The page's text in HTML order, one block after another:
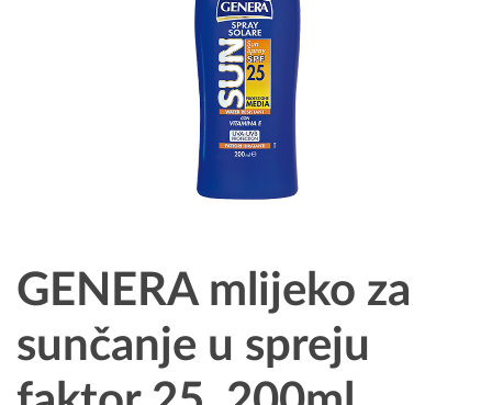
GENERA mlijeko za
sunčanje u spreju